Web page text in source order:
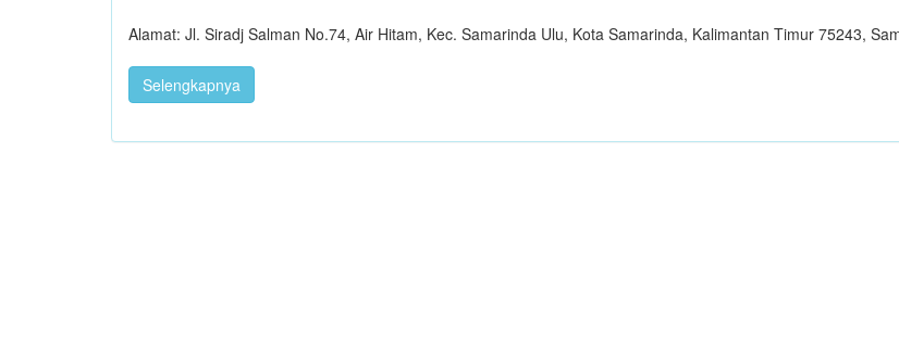
Alamat: Jl. Siradj Salman No.74, Air Hitam, Kec. Samarinda Ulu, Kota Samarinda, Kalimantan Timur 75243,
Selengkapnya